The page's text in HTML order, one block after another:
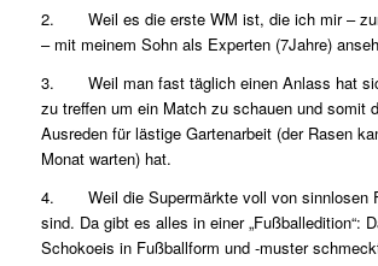
2. Weil es die erste WM ist, die ich mir –
– mit meinem Sohn als Experten (7Jahre)
3. Weil man fast täglich einen Anlass hat
zu treffen um ein Match zu schauen und somit
Ausreden für lästige Gartenarbeit (der Rasen
Monat warten) hat.
4. Weil die Supermärkte voll von sinnlosen
sind. Da gibt es alles in einer „Fußballedition“:
Schokoeis in Fußballform und -muster